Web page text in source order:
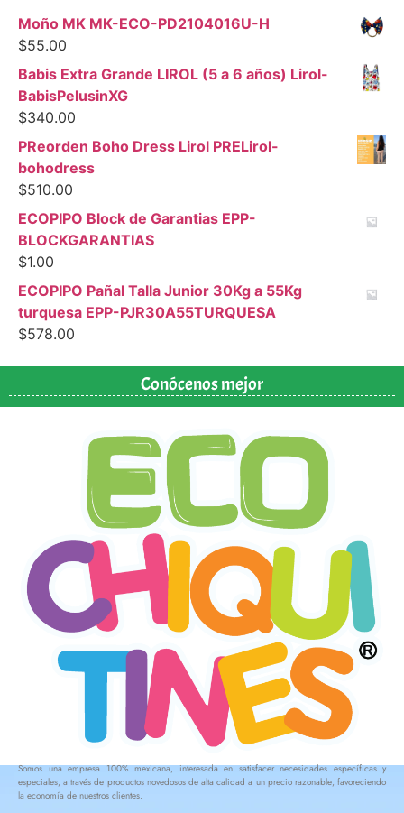
Moño MK MK-ECO-PD2104016U-H
$55.00
Babis Extra Grande LIROL (5 a 6 años) Lirol-
BabisPelusinXG
$340.00
PReorden Boho Dress Lirol PRELirol-
bohodress
$510.00
ECOPIPO Block de Garantias EPP-
BLOCKGARANTIAS
$1.00
ECOPIPO Pañal Talla Junior 30Kg a 55Kg
turquesa EPP-PJR30A55TURQUESA
$578.00
Conócenos mejor
Somos una empresa 100% mexicana, interesada en satisfacer necesidades específicas y
especiales, a través de productos novedosos de alta calidad a un precio razonable, favoreciendo
la economía de nuestros clientes.